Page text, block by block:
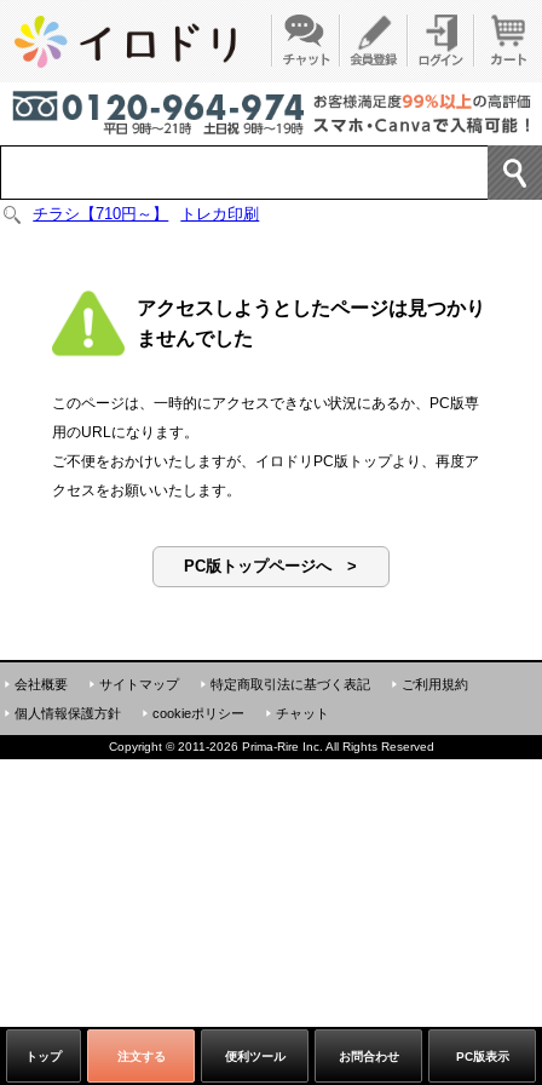
チラシ【710円～】 トレカ印刷
アクセスしようとしたページは見つかり
ませんでした
このページは、一時的にアクセスできない状況にあるか、PC版専
用のURLになります。
ご不便をおかけいたしますが、イロドリPC版トップより、再度ア
クセスをお願いいたします。
PC版トップページへ >
トップ 注文する 便利ツール お問合わせ PC版表示
会社概要 サイトマップ 特定商取引法に基づく表記
ご利用規約
個人情報保護方針
cookieポリシー チャット
Copyright ©2011-2026 Prima-Rire Inc. All Rights Reserved